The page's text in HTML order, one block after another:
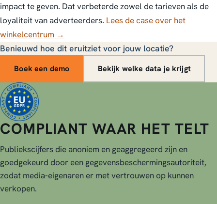
impact te geven. Dat verbeterde zowel de tarieven als de
loyaliteit van adverteerders. Lees de case over het
winkelcentrum →
Benieuwd hoe dit eruitziet voor jouw locatie?
Boek een demo Bekijk welke data je krijgt
COMPLIANT WAAR HET TELT
Publiekscijfers die anoniem en geaggregeerd zijn en
goedgekeurd door een gegevensbeschermingsautoriteit,
zodat media-eigenaren er met vertrouwen op kunnen
verkopen.